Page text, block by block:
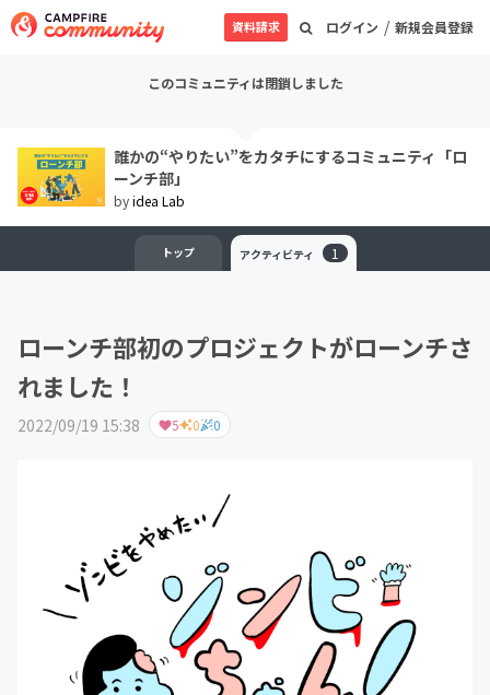
ログイン / 新規会員登録
資料請求
このコミュニティは閉鎖しました
誰かの“やりたい”をカタチにするコミュニティ「ロ
ーンチ部」
byidea Lab
トップ アクティビティ 1
ローンチ部初のプロジェクトがローンチさ
れました！
2022/09/19 15:38 5 0 0